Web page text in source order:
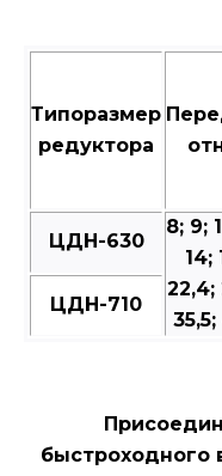
Типоразмер
редуктора
ЦДН-630
8; 9;
14;
22,4;
ЦДН-710
быстроходного